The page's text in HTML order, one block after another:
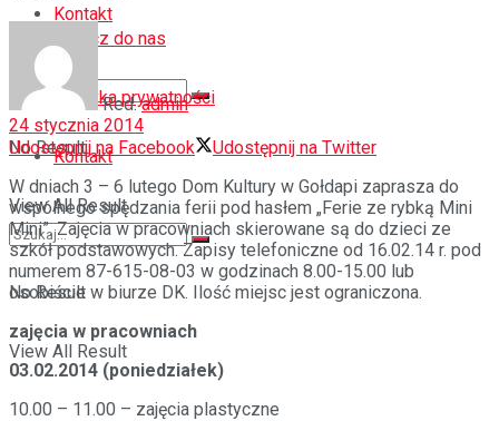
Kontakt
No Result
View All Result
Dołącz do nas
Polityka prywatności
Kontakt
No Result
View All Result
Red. admin
24 stycznia 2014
Udostępnij na Facebook
Udostępnij na Twitter
W dniach 3 – 6 lutego Dom Kultury w Gołdapi zaprasza do
wspólnego spędzania ferii pod hasłem „Ferie ze rybką Mini
Mini”. Zajęcia w pracowniach skierowane są do dzieci ze
szkół podstawowych. Zapisy telefoniczne od 16.02.14 r. pod
numerem 87-615-08-03 w godzinach 8.00-15.00 lub
osobiście w biurze DK. Ilość miejsc jest ograniczona.
zajęcia w pracowniach
03.02.2014 (poniedziałek)
10.00 – 11.00 – zajęcia plastyczne